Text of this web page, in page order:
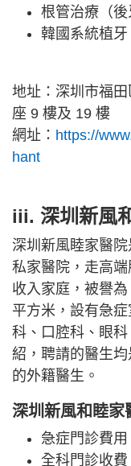
根管治療（
韓國系統植
地址：深圳市福
座 9 樓及 19 樓
網址： https://
hant
iii. 深圳新風
深圳新風睦家醫
私家醫院，走高
收入家庭，被譽
平方米，設有急
科、口腔科、眼
紹，聘請的醫生
的外籍醫生。
深圳新風和睦家
急症門診費
全科門診收